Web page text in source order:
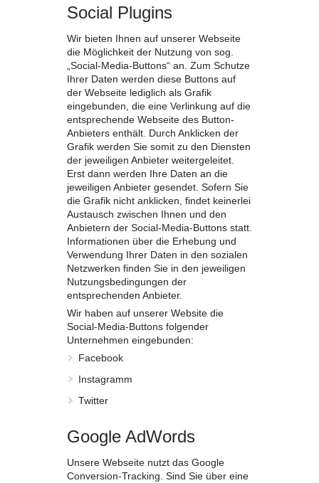
Social Plugins
Wir bieten Ihnen auf unserer Webseite
die Möglichkeit der Nutzung von sog.
„Social-Media-Buttons“ an. Zum Schutze
Ihrer Daten werden diese Buttons auf
der Webseite lediglich als Grafik
eingebunden, die eine Verlinkung auf die
entsprechende Webseite des Button-
Anbieters enthält. Durch Anklicken der
Grafik werden Sie somit zu den Diensten
der jeweiligen Anbieter weitergeleitet.
Erst dann werden Ihre Daten an die
jeweiligen Anbieter gesendet. Sofern Sie
die Grafik nicht anklicken, findet keinerlei
Austausch zwischen Ihnen und den
Anbietern der Social-Media-Buttons statt.
Informationen über die Erhebung und
Verwendung Ihrer Daten in den sozialen
Netzwerken finden Sie in den jeweiligen
Nutzungsbedingungen der
entsprechenden Anbieter.
Wir haben auf unserer Website die
Social-Media-Buttons folgender
Unternehmen eingebunden:
Facebook
Instagramm
Twitter
Google AdWords
Unsere Webseite nutzt das Google
Conversion-Tracking. Sind Sie über eine